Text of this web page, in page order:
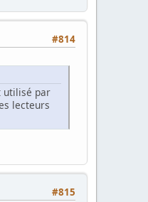
#814
utilisé par
lecteurs
#815